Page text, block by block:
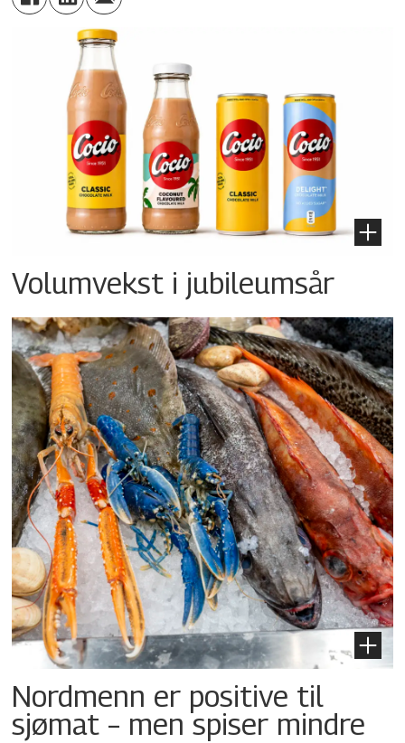
Volumvekst i jubileumsår
Nordmenn er positive til
sjømat – men spiser mindre